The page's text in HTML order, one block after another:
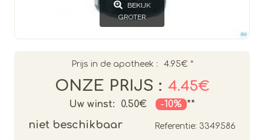
BEKIJK
GROTER
Prijs in de apotheek : 4.95€ *
ONZE PRIJS : 4.45€
Uw winst: 0.50€ -10% **
niet beschikbaar Referentie: 3349586